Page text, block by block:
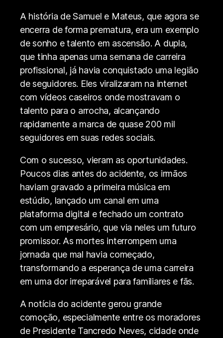
A história de Samuel e Mateus, que agora se
encerra de forma prematura, era um exemplo
de sonho e talento em ascensão. A dupla,
que tinha apenas uma semana de carreira
profissional, já havia conquistado uma legião
de seguidores. Eles viralizaram na internet
com vídeos caseiros onde mostravam o
talento para o arrocha, alcançando
rapidamente a marca de quase 200 mil
seguidores em suas redes sociais.
Com o sucesso, vieram as oportunidades.
Poucos dias antes do acidente, os irmãos
haviam gravado a primeira música em
estúdio, lançado um canal em uma
plataforma digital e fechado um contrato
com um empresário, que via neles um futuro
promissor. As mortes interrompem uma
jornada que mal havia começado,
transformando a esperança de uma carreira
em uma dor irreparável para familiares e fãs.
A notícia do acidente gerou grande
comoção, especialmente entre os moradores
de Presidente Tancredo Neves, cidade onde